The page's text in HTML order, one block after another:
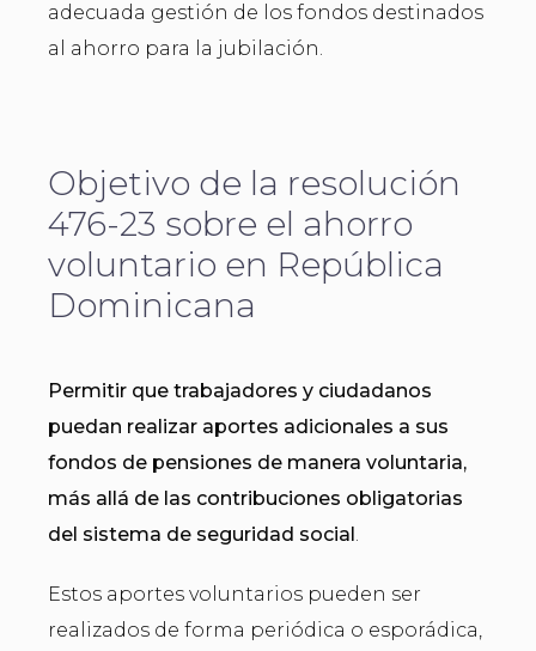
adecuada gestión de los fondos destinados
al ahorro para la jubilación.
Objetivo de la resolución
476-23 sobre el ahorro
voluntario en República
Dominicana
Permitir que trabajadores y ciudadanos
puedan realizar aportes adicionales a sus
fondos de pensiones de manera voluntaria,
más allá de las contribuciones obligatorias
del sistema de seguridad social.
Estos aportes voluntarios pueden ser
realizados de forma periódica o esporádica,